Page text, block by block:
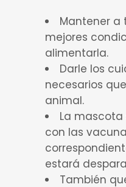
Mantener a
mejores
alimentarla.
Darle los
necesarios
animal.
La
con las
estará
También